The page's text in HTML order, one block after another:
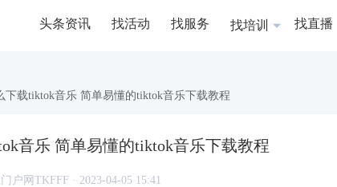
头条资讯 找活动 找服务 找培训 找直播
下载tiktok音乐 简单易懂的tiktok音乐下载教程
音乐 简单易懂的tiktok音乐下载教程
户网TKFFF · 2023-04-05 15:41